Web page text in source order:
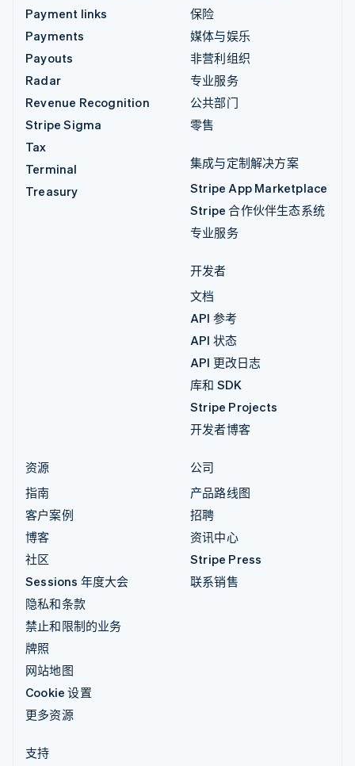
Payment links
Payments
Payouts
Radar
Revenue Recognition
Stripe Sigma
Tax
Terminal
Treasury
保险
媒体与娱乐
非营利组织
专业服务
公共部门
零售
集成与定制解决方案
Stripe App Marketplace
Stripe 合作伙伴生态系统
专业服务
开发者
文档
API 参考
API 状态
API 更改日志
库和 SDK
Stripe Projects
开发者博客
资源
指南
客户案例
博客
社区
Sessions 年度大会
隐私和条款
禁止和限制的业务
牌照
网站地图
Cookie 设置
更多资源
公司
产品路线图
招聘
资讯中心
Stripe Press
联系销售
支持